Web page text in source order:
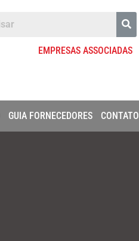
EMPRESAS ASSOCIADAS
GUIA FORNECEDORES CONTATO